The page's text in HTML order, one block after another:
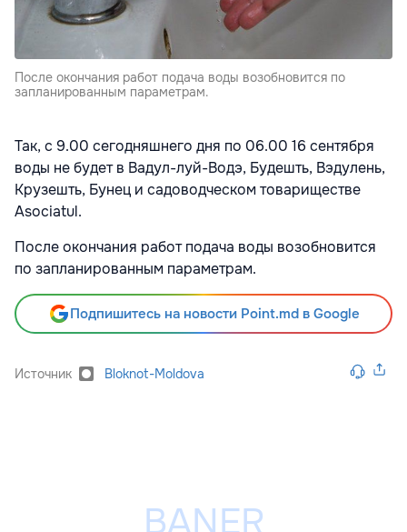
После окончания работ подача воды возобновится по
запланированным параметрам.
Так, с 9.00 сегодняшнего дня по 06.00 16 сентября
воды не будет в Вадул-луй-Водэ, Будешть, Вэдулень,
Крузешть, Бунец и садоводческом товариществе
Asociatul.
После окончания работ подача воды возобновится
по запланированным параметрам.
Подпишитесь на новости Point.md в Google
Источник Bloknot-Moldova